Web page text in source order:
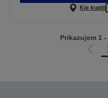
Kje kupiti
Prikazujem 1